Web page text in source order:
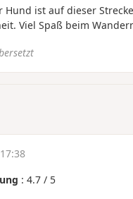
Hund ist auf dieser
Viel Spaß beim
: 4.7 / 5